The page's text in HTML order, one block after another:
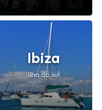
Ibiza
Ilha do sol